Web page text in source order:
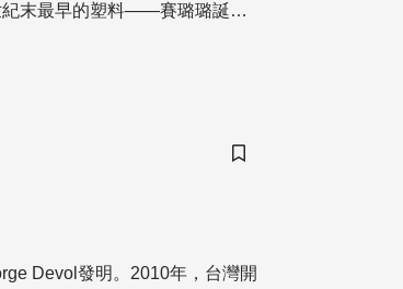
紀末最早的塑料——賽璐璐誕
儲存書籤
Devol發明。2010年，台灣開